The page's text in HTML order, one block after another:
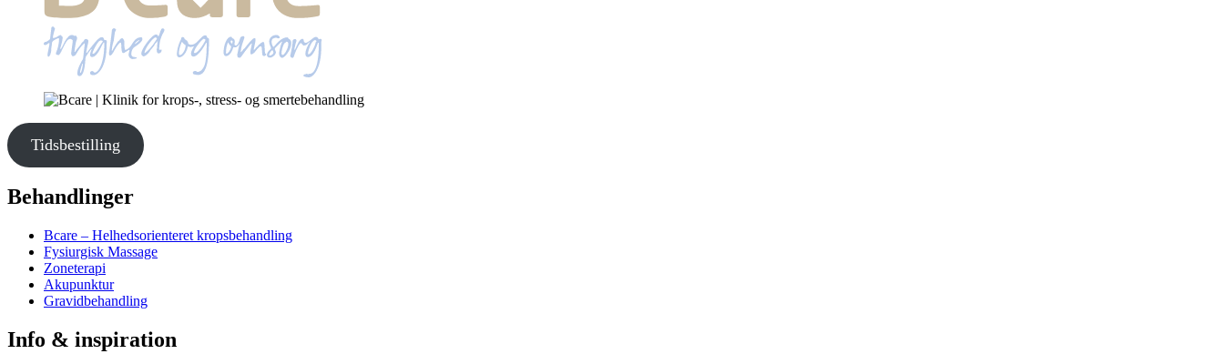
Tidsbestilling
Behandlinger
Bcare – Helhedsorienteret kropsbehandling
Fysiurgisk Massage
Zoneterapi
Akupunktur
Gravidbehandling
Info & inspiration